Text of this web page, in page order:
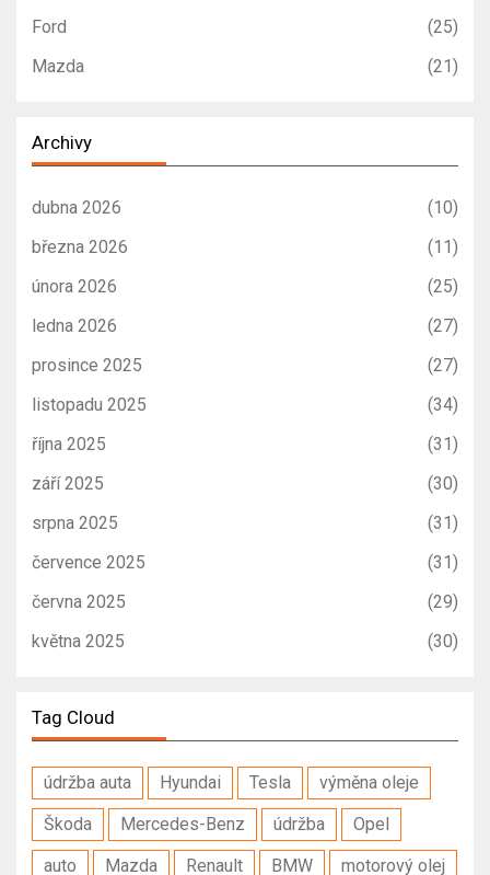
Ford
(25)
Mazda
(21)
Archivy
dubna 2026
(10)
března 2026
(11)
února 2026
(25)
ledna 2026
(27)
prosince 2025
(27)
listopadu 2025
(34)
října 2025
(31)
září 2025
(30)
srpna 2025
(31)
července 2025
(31)
června 2025
(29)
května 2025
(30)
Tag Cloud
údržba auta Hyundai Tesla
výměna oleje
Škoda
Mercedes-Benz údržba
Opel
auto
Mazda Renault BMW motorový olej